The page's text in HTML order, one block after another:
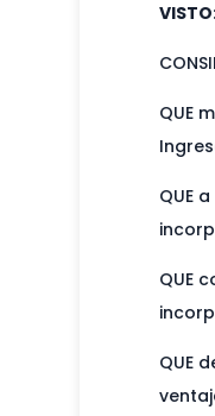
QUE
QUE
QUE
QUE